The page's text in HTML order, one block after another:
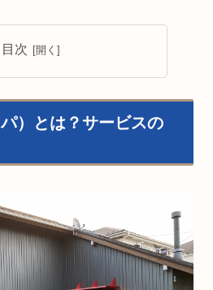
目次
）とは？サービスの